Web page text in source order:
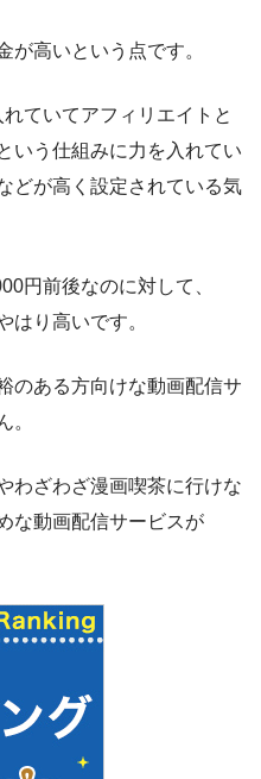
が高いという点です。
ていてアフィリエイトと
いう仕組みに力を入れてい
どが高く設定されている気
円前後なのに対して、
はり高いです。
のある方向けな動画配信サ
。
わざわざ漫画喫茶に行けな
な動画配信サービスが